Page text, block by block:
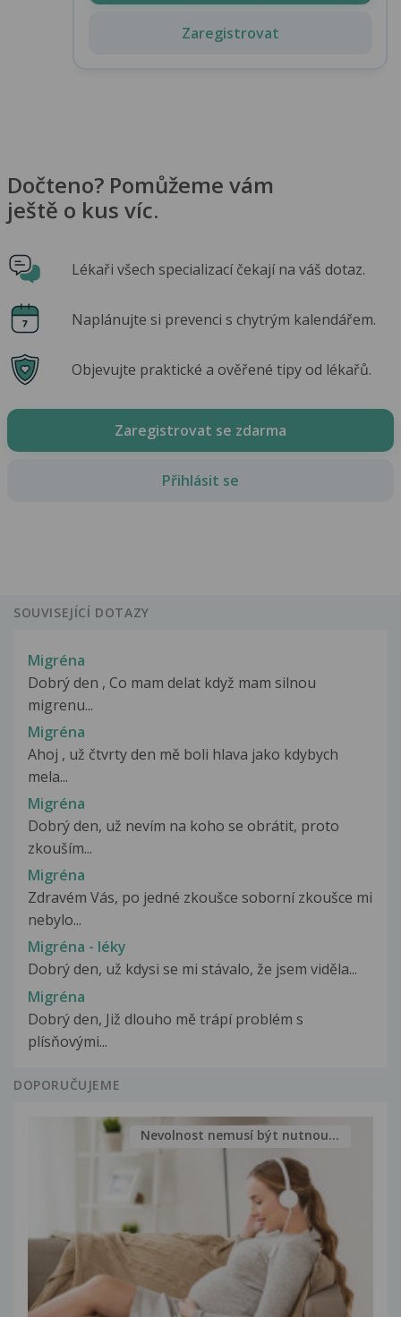
Zaregistrovat
Dočteno? Pomůžeme vám
ještě o kus víc.
Lékaři všech specializací čekají na váš dotaz.
Naplánujte si prevenci s chytrým kalendářem.
Objevujte praktické a ověřené tipy od lékařů.
Zaregistrovat se zdarma
Přihlásit se
SOUVISEJÍCÍ DOTAZY
Migréna
Dobrý den , Co mam delat když mam silnou
migrenu...
Migréna
Ahoj , už čtvrty den mě boli hlava jako kdybych
mela...
Migréna
Dobrý den, už nevím na koho se obrátit, proto
zkouším...
Migréna
Zdravém Vás, po jedné zkoušce soborní zkoušce mi
nebylo...
Migréna - léky
Dobrý den, už kdysi se mi stávalo, že jsem viděla...
Migréna
Dobrý den, Již dlouho mě trápí problém s
plísňovými...
DOPORUČUJEME
Nevolnost nemusí být nutnou...